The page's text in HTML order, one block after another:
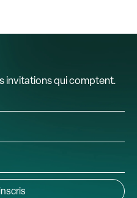
invitations qui comptent.